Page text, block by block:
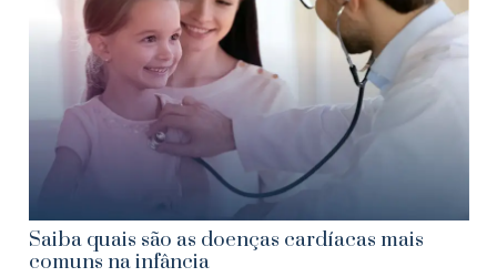
Saiba quais são as doenças cardíacas mais
comuns na infância